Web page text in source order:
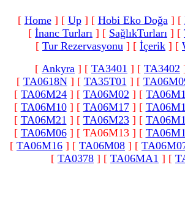
[ Home] [ Up] [ Hobi Eko Doğa] [
[ İnanc Turları ] [ SağlıkTurları ] [
[ Tur Rezervasyonu ] [ İçerik ] [
[ Ankyra ] [ TA3401 ] [ TA3402
[ TA0618N] [ TA35T01 ] [
[ TA06M24 ] [ TA06M02 ] [
[ TA06M10] [ TA06M17] [
[ TA06M21 ] [ TA06M23] [
[ TA06M06] [ TA06M13 ] [
[ TA06M16 ] [ TA06M08 ] [
[ TA0378 ] [ TA06MA1 ] [